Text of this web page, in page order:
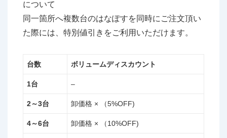
について
同一箇所へ複数台のはなぽすを同時にご注文頂い
た際には、特別値引きをご利用いただけます。
台数 ボリュームディスカウント
1台 –
2～3台 卸価格 × （5%OFF)
4～6台 卸価格 × （10%OFF)